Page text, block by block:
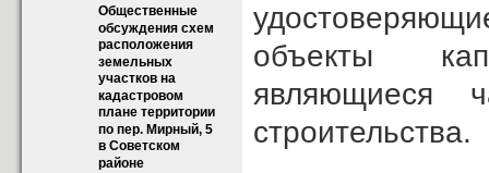
Общественные
обсуждения схем
расположения
земельных
участков на
кадастровом
плане территории
по пер. Мирный, 5
в Советском
районе
объекты
являющиеся
строительства.